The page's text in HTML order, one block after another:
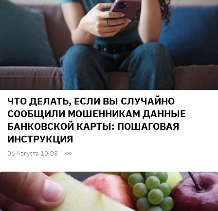
ЧТО ДЕЛАТЬ, ЕСЛИ ВЫ СЛУЧАЙНО
СООБЩИЛИ МОШЕННИКАМ ДАННЫЕ
БАНКОВСКОЙ КАРТЫ: ПОШАГОВАЯ
ИНСТРУКЦИЯ
06 Августа 10:08